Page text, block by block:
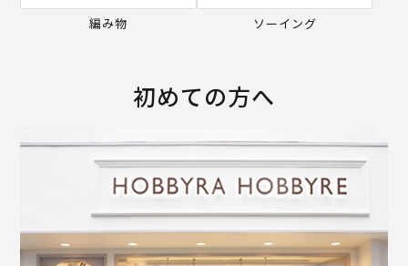
編み物 ソーイング
初めての方へ